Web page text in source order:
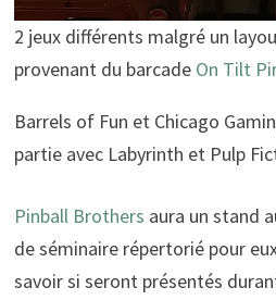
2 jeux différents malgré un
provenant du barcade On Tilt
Barrels of Fun et Chicago
partie avec Labyrinth et Pulp
Pinball Brothers aura un stand
de séminaire répertorié pour
savoir si seront présentés